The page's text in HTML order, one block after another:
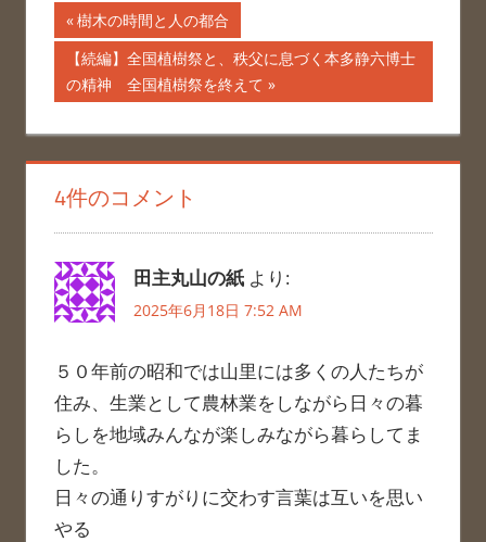
投
稿
ナ
ビ
ゲ
ー
シ
ョ
ン
前
の
記
事:
樹木の時間と人の都合
次
の
記
事:
【続編】全国植樹祭と、秩父に息づく本多静六博士
の精神 全国植樹祭を終えて
4件のコメント
田主丸山の紙 より:
2025年6月18日 7:52 AM
５０年前の昭和では山里には多くの人たちが
住み、生業として農林業をしながら日々の暮
らしを地域みんなが楽しみながら暮らしてま
した。
日々の通りすがりに交わす言葉は互いを思い
やる